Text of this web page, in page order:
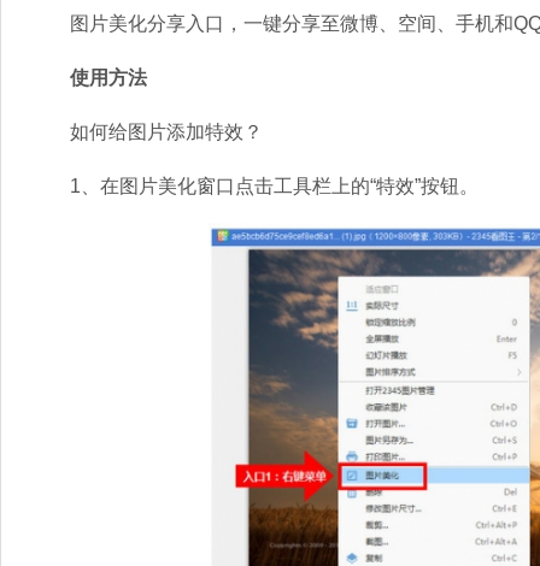
图片美化分享入口，一键分享至微博、空间、手机和
使用方法
如何给图片添加特效？
1、在图片美化窗口点击工具栏上的“特效”按钮。